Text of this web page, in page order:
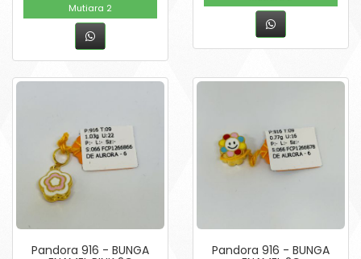
Mutiara 2
Pandora 916 - BUNGA Pandora 916 - BUNGA